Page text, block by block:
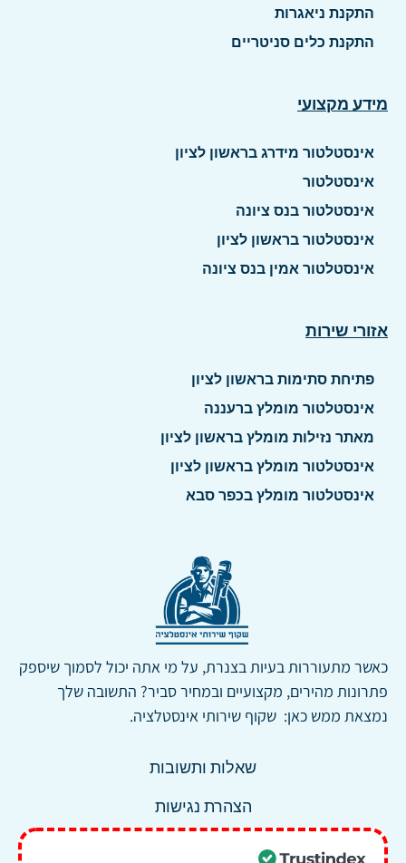
התקנת ניאגרות
התקנת כלים סניטריים
מידע מקצועי
אינסטלטור מידרג בראשון לציון
אינסטלטור
אינסטלטור בנס ציונה
אינסטלטור בראשון לציון
אינסטלטור אמין בנס ציונה
אזורי שירות
פתיחת סתימות בראשון לציון
אינסטלטור מומלץ ברעננה
מאתר נזילות מומלץ בראשון לציון
אינסטלטור מומלץ בראשון לציון
אינסטלטור מומלץ בכפר סבא
כאשר מתעוררות בעיות בצנרת, על מי אתה יכול לסמוך שיספק
פתרונות מהירים, מקצועיים ובמחיר סביר? התשובה שלך
נמצאת ממש כאן: שקוף שירותי אינסטלציה.
שאלות ותשובות
הצהרת נגישות